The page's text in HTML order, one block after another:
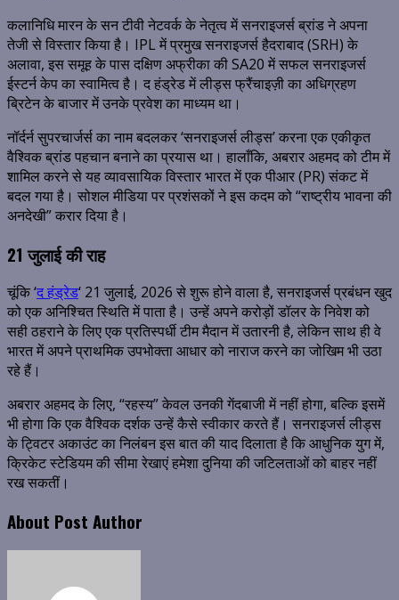
कलानिधि मारन के सन टीवी नेटवर्क के नेतृत्व में सनराइजर्स ब्रांड ने अपना
तेजी से विस्तार किया है। IPL में प्रमुख सनराइजर्स हैदराबाद (SRH) के
अलावा, इस समूह के पास दक्षिण अफ्रीका की SA20 में सफल सनराइजर्स
ईस्टर्न केप का स्वामित्व है। द हंड्रेड में लीड्स फ्रैंचाइज़ी का अधिग्रहण
ब्रिटेन के बाजार में उनके प्रवेश का माध्यम था।
नॉर्दर्न सुपरचार्जर्स का नाम बदलकर ‘सनराइजर्स लीड्स’ करना एक एकीकृत
वैश्विक ब्रांड पहचान बनाने का प्रयास था। हालाँकि, अबरार अहमद को टीम में
शामिल करने से यह व्यावसायिक विस्तार भारत में एक पीआर (PR) संकट में
बदल गया है। सोशल मीडिया पर प्रशंसकों ने इस कदम को “राष्ट्रीय भावना की
अनदेखी” करार दिया है।
21 जुलाई की राह
चूंकि ‘द हंड्रेड‘ 21 जुलाई, 2026 से शुरू होने वाला है, सनराइजर्स प्रबंधन खुद
को एक अनिश्चित स्थिति में पाता है। उन्हें अपने करोड़ों डॉलर के निवेश को
सही ठहराने के लिए एक प्रतिस्पर्धी टीम मैदान में उतारनी है, लेकिन साथ ही वे
भारत में अपने प्राथमिक उपभोक्ता आधार को नाराज करने का जोखिम भी उठा
रहे हैं।
अबरार अहमद के लिए, “रहस्य” केवल उनकी गेंदबाजी में नहीं होगा, बल्कि इसमें
भी होगा कि एक वैश्विक दर्शक उन्हें कैसे स्वीकार करते हैं। सनराइजर्स लीड्स
के ट्विटर अकाउंट का निलंबन इस बात की याद दिलाता है कि आधुनिक युग में,
क्रिकेट स्टेडियम की सीमा रेखाएं हमेशा दुनिया की जटिलताओं को बाहर नहीं
रख सकतीं।
About Post Author